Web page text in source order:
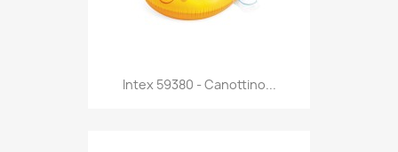
Anteprima
Intex 59380 - Canottino...